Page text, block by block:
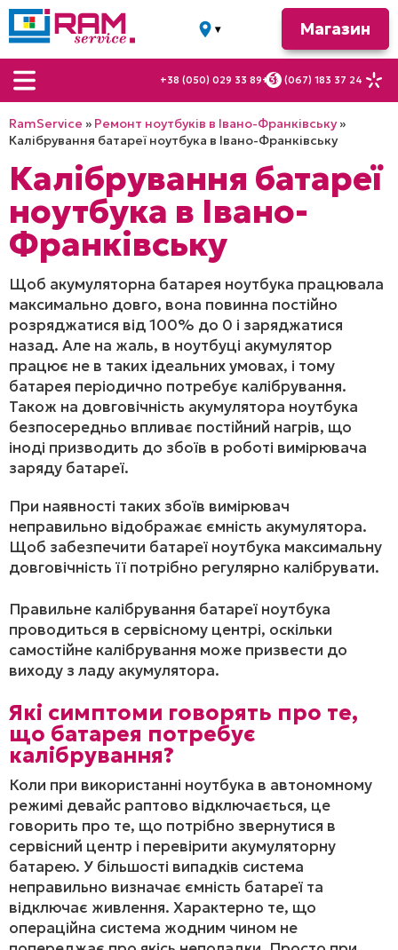
▾
вул.
Вовчинецька, 28
вул.
Миколайчука, 16
а
вул. Галицька,
22
Магазин
+38 (050) 029 33 89+38 (067) 183 37 24
RamService » Ремонт ноутбуків в Івано-Франківську»
Калібрування батареї ноутбука в Івано-Франківську
Калібрування батареї
ноутбука в Івано-
Франківську
Щоб акумуляторна батарея ноутбука працювала
максимально довго, вона повинна постійно
розряджатися від 100% до 0 і заряджатися
назад. Але на жаль, в ноутбуці акумулятор
працює не в таких ідеальних умовах, і тому
батарея періодично потребує калібрування.
Також на довговічність акумулятора ноутбука
безпосередньо впливає постійний нагрів, що
іноді призводить до збоїв в роботі вимірювача
заряду батареї.
При наявності таких збоїв вимірювач
неправильно відображає ємність акумулятора.
Щоб забезпечити батареї ноутбука максимальну
довговічність її потрібно регулярно калібрувати.
Правильне калібрування батареї ноутбука
проводиться в сервісному центрі, оскільки
самостійне калібрування може призвести до
виходу з ладу акумулятора.
Які симптоми говорять про те,
що батарея потребує
калібрування?
Коли при використанні ноутбука в автономному
режимі девайс раптово відключається, це
говорить про те, що потрібно звернутися в
сервісний центр і перевірити акумуляторну
батарею. У більшості випадків система
неправильно визначає ємність батареї та
відключає живлення. Характерно те, що
операційна система жодним чином не